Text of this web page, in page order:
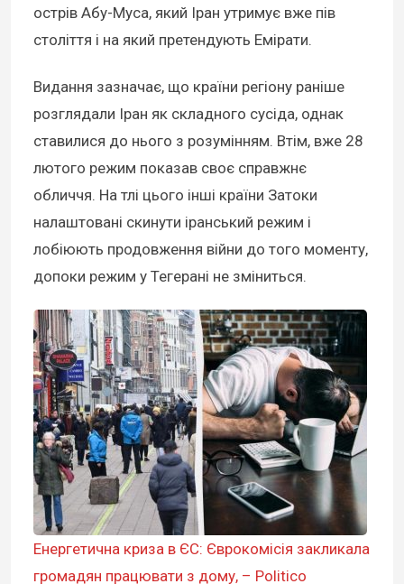
острів Абу-Муса, який Іран утримує вже пів
століття і на який претендують Емірати.
Видання зазначає, що країни регіону раніше
розглядали Іран як складного сусіда, однак
ставилися до нього з розумінням. Втім, вже 28
лютого режим показав своє справжнє
обличчя. На тлі цього інші країни Затоки
налаштовані скинути іранський режим і
лобіюють продовження війни до того моменту,
допоки режим у Тегерані не зміниться.
Енергетична криза в ЄС: Єврокомісія закликала
громадян працювати з дому, – Politico